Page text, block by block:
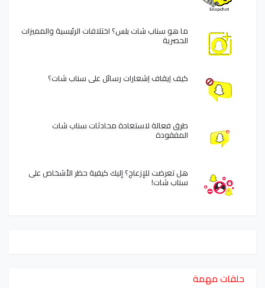
ما هو سناب شات بلس؟ اختلافات الرئيسية والمميزات
الحصرية
كيف إيقاف إشعارات رسائل على سناب شات؟
طرق فعالة لاستعادة محادثات سناب شات
المفقودة
هل تعرضت للإزعاج؟ إليك كيفية حظر الأشخاص على
سناب شات!
حلقات مهمة